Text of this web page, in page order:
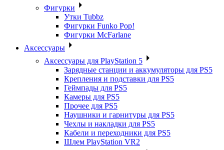
Фигурки
Утки Tubbz
Фигурки Funko Pop!
Фигурки McFarlane
Аксессуары
Аксессуары для PlayStation 5
Зарядные станции и аккумуляторы для PS5
Крепления и подставки для PS5
Геймпады для PS5
Камеры для PS5
Прочее для PS5
Наушники и гарнитуры для PS5
Чехлы и накладки для PS5
Кабели и переходники для PS5
Шлем PlayStation VR2